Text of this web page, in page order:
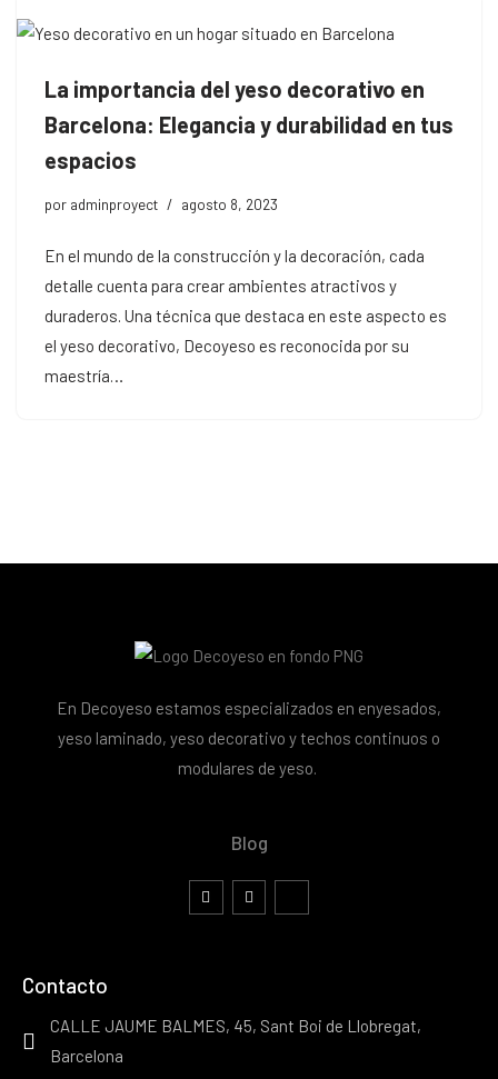
La importancia del yeso decorativo en
Barcelona: Elegancia y durabilidad en tus
espacios
por adminproyect agosto 8, 2023
En el mundo de la construcción y la decoración, cada
detalle cuenta para crear ambientes atractivos y
duraderos. Una técnica que destaca en este aspecto es
el yeso decorativo, Decoyeso es reconocida por su
maestría…
En Decoyeso estamos especializados en enyesados,
yeso laminado, yeso decorativo y techos continuos o
modulares de yeso.
Blog
Contacto
CALLE JAUME BALMES, 45, Sant Boi de Llobregat,
Barcelona